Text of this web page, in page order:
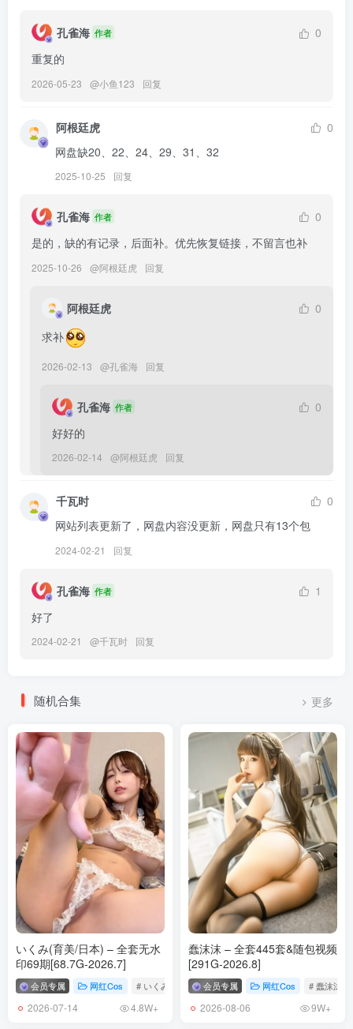
[5.31]
阿半今天很开心 – NO.035 粉色双马尾[43P-868.3M]
[4.13]
阿半今天很开心 – NO.034 银泳装[45P-252.8M]
阿半今天很开心 – NO.033 碧蓝航线 爱宕 [27P-376MB]
[2025.1.2]
阿半今天很开心 – NO.032 圣诞马修[40P-208.9M]
[12.25]
阿半今天很开心 – NO.031 住在隔壁的太太[37P-333.6M]
[12.21]
阿半今天很开心 – NO.030 莱莎的炼金工房 莱莎[29P-310.1M]
阿半今天很开心 – NO.029 黄色抹胸[68P-1V-491M]
[12.14]
阿半今天很开心 – NO.028 麻衣兔女郎[27P-357.4M]
阿半今天很开心 – NO.027 紫式部[25P-219.8M]
[12.8]
阿半今天很开心 – NO.026 粉护士[37P-404.2M]
阿半今天很开心 – NO.024 碧蓝航线 信浓[21P-237.2M]
[9.19]
阿半今天很开心 – NO.023 蔚蓝档案 室笠茜 兔女郎[47P7V-348MB]
[7.23]
阿半今天很开心 – NO.022 猫猫修女 [42P1V-158MB]
[7.5]
[5.6]
阿半今天很开心 – NO.020 透明女仆[39P-167.2M]
孔雀海 作者
0
重复的
2026-05-23 @小鱼123 回复
阿根廷虎
0
网盘缺20、22、24、29、31、32
2025-10-25 回复
孔雀海 作者
0
是的，缺的有记录，后面补。优先恢复链接，不留言也补
2025-10-26 @阿根廷虎 回复
阿根廷虎
0
求补
2026-02-13 @孔雀海 回复
孔雀海 作者
0
好好的
2026-02-14 @阿根廷虎 回复
千瓦时
0
网站列表更新了，网盘内容没更新，网盘只有13个包
2024-02-21 回复
孔雀海 作者
1
好了
2024-02-21 @千瓦时 回复
随机合集 更多
いくみ(育美/日本) – 全套无水
印69期[68.7G-2026.7]
会员专属 网红Cos # いくみ
2026-07-14 4.8W+
蠢沫沫 – 全套445套&随包视频
[291G-2026.8]
会员专属 网红Cos # 蠢沫沫
2026-08-06 9W+